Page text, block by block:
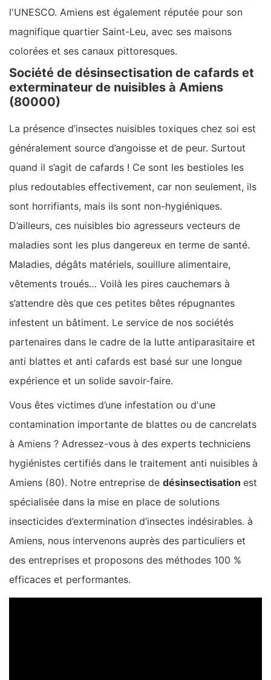
l'UNESCO. Amiens est également réputée pour son
magnifique quartier Saint-Leu, avec ses maisons
colorées et ses canaux pittoresques.
Société de désinsectisation de cafards et
exterminateur de nuisibles à Amiens
(80000)
La présence d’insectes nuisibles toxiques chez soi est
généralement source d’angoisse et de peur. Surtout
quand il s’agit de cafards ! Ce sont les bestioles les
plus redoutables effectivement, car non seulement, ils
sont horrifiants, mais ils sont non-hygiéniques.
D’ailleurs, ces nuisibles bio agresseurs vecteurs de
maladies sont les plus dangereux en terme de santé.
Maladies, dégâts matériels, souillure alimentaire,
vêtements troués… Voilà les pires cauchemars à
s’attendre dès que ces petites bêtes répugnantes
infestent un bâtiment. Le service de nos sociétés
partenaires dans le cadre de la lutte antiparasitaire et
anti blattes et anti cafards est basé sur une longue
expérience et un solide savoir-faire.
Vous êtes victimes d’une infestation ou d'une
contamination importante de blattes ou de cancrelats
à Amiens ? Adressez-vous à des experts techniciens
hygiénistes certifiés dans le traitement anti nuisibles à
Amiens (80). Notre entreprise de désinsectisation est
spécialisée dans la mise en place de solutions
insecticides d’extermination d’insectes indésirables. à
Amiens, nous intervenons auprès des particuliers et
des entreprises et proposons des méthodes 100 %
efficaces et performantes.